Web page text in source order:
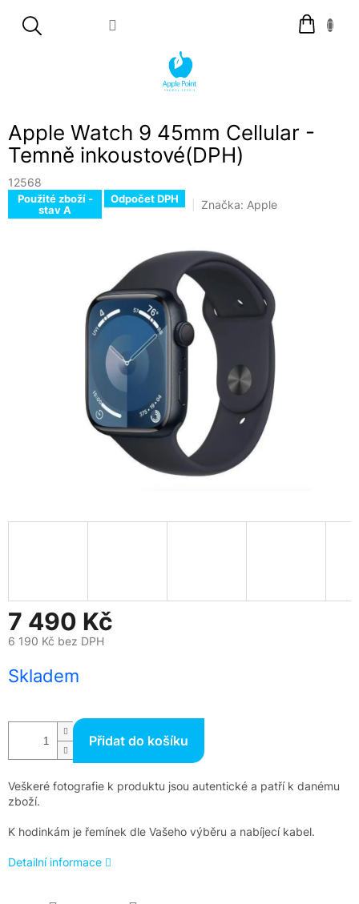
Nákupní
košík
Apple Watch 9 45mm Cellular -
Temně inkoustové(DPH)
12568
Použité zboží -
stav A
Odpočet DPH Značka: Apple
7 490 Kč
6 190 Kč bez DPH
cena:
Skladem
Přidat do košíku
Veškeré fotografie k produktu jsou autentické a patří k danému
zboží.
K hodinkám je řemínek dle Vašeho výběru a nabíjecí kabel.
Detailní informace